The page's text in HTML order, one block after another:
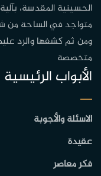
الحسينية المقدسة،
متواجد في الساحة من
ومن ثم كشفها والرد
متخصصة
الأبواب الرئيسية
الاسئلة والأجوبة
عقيدة
فكر معاصر